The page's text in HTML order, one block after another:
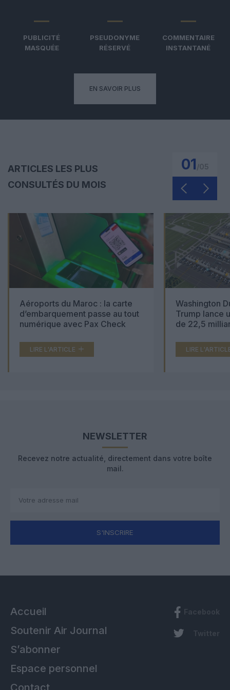
PUBLICITÉ
MASQUÉE
PSEUDONYME
RÉSERVÉ
COMMENTAIRE
INSTANTANÉ
EN SAVOIR PLUS
ARTICLES LES PLUS
CONSULTÉS DU MOIS
01
Aéroports du Maroc : la carte
d’embarquement passe au tout
numérique avec Pax Check
LIRE L'ARTICLE
Washington
Trump lance
de 22,5
LIRE
NEWSLETTER
Recevez notre actualité, directement dans votre boîte
mail.
S'INSCRIRE
Accueil
Soutenir Air Journal
S’abonner
Espace personnel
Contact